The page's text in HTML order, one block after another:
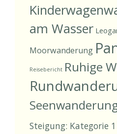
am Wasser
Moorwanderung
Reisebericht Ruhige
Steigung: Kategorie 1